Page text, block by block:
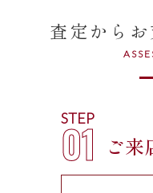
査定から
STEP
01 ご来